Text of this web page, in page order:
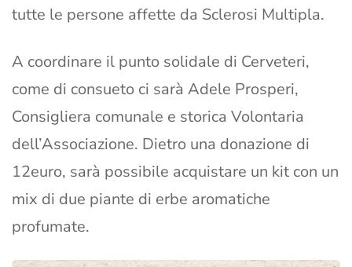
tutte le persone affette da Sclerosi Multipla.
A coordinare il punto solidale di Cerveteri,
come di consueto ci sarà Adele Prosperi,
Consigliera comunale e storica Volontaria
dell’Associazione. Dietro una donazione di
12euro, sarà possibile acquistare un kit con un
mix di due piante di erbe aromatiche
profumate.